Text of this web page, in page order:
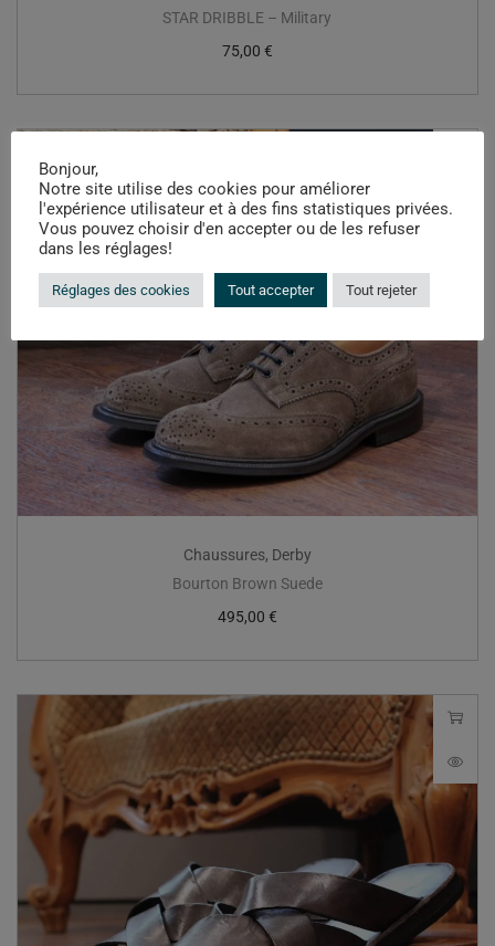
STAR DRIBBLE – Military
75,00 €
Chaussures, Derby
Bourton Brown Suede
495,00 €
Bonjour,
Notre site utilise des cookies pour améliorer
l'expérience utilisateur et à des fins statistiques privées.
Vous pouvez choisir d'en accepter ou de les refuser
dans les réglages!
Réglages des cookies Tout accepter Tout rejeter